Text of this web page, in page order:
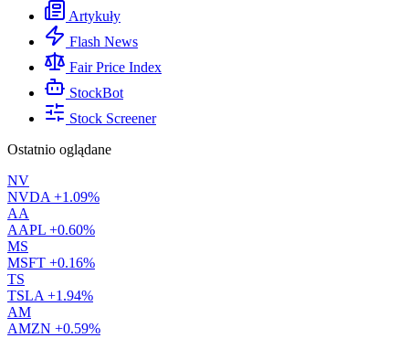
Artykuły
Flash News
Fair Price Index
StockBot
Stock Screener
Ostatnio oglądane
NV
NVDA +1.09%
AA
AAPL +0.60%
MS
MSFT +0.16%
TS
TSLA +1.94%
AM
AMZN +0.59%